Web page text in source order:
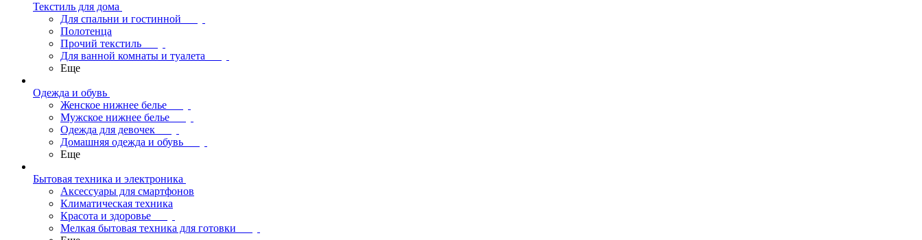
Текстиль для дома
Для спальни и гостинной
Полотенца
Прочий текстиль
Для ванной комнаты и туалета
Еще
Одежда и обувь
Женское нижнее белье
Мужское нижнее белье
Одежда для девочек
Домашняя одежда и обувь
Еще
Бытовая техника и электроника
Аксессуары для смартфонов
Климатическая техника
Красота и здоровье
Мелкая бытовая техника для готовки